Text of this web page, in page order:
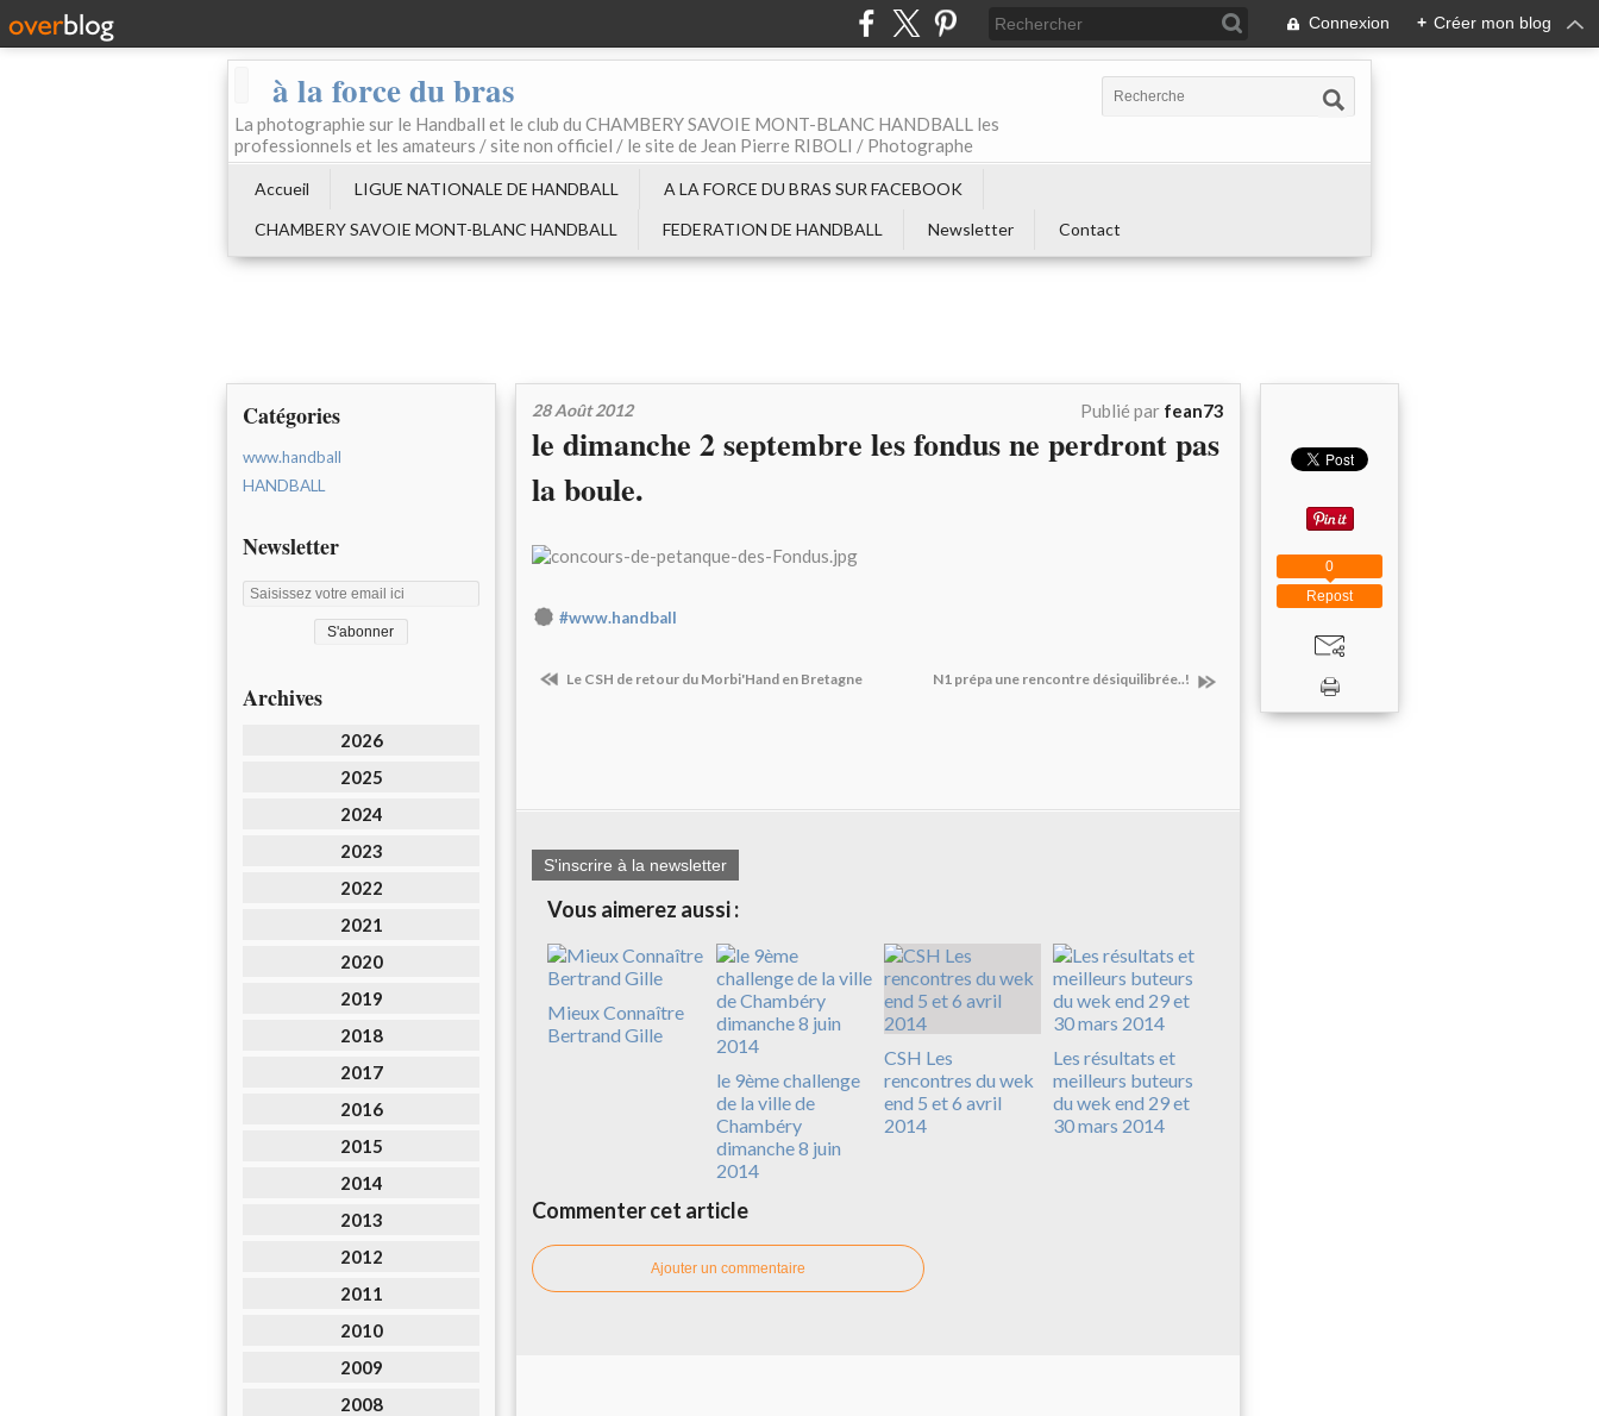
Connexion + Créer mon blog
à la force du bras
La photographie sur le Handball et le club du CHAMBERY SAVOIE MONT-BLANC HANDBALL les
professionnels et les amateurs / site non officiel / le site de Jean Pierre RIBOLI / Photographe
Accueil LIGUE NATIONALE DE HANDBALL
A LA FORCE DU BRAS SUR FACEBOOK
CHAMBERY SAVOIE MONT-BLANC HANDBALL
FEDERATION DE HANDBALL Newsletter Contact
Catégories
www.handball
HANDBALL
Newsletter
Archives
2026
2025
2024
2023
2022
2021
2020
2019
2018
2017
2016
2015
2014
2013
2012
2011
2010
2009
2008
28 Août 2012 Publié par fean73
le dimanche 2 septembre les fondus ne perdront pas
la boule.
#www.handball
Le CSH de retour du Morbi'Hand en Bretagne N1 prépa une rencontre désiquilibrée..!
S'inscrire à la newsletter
Vous aimerez aussi :
Mieux Connaître
Bertrand Gille
le 9ème challenge
de la ville de
Chambéry
dimanche 8 juin
2014
CSH Les
rencontres du wek
end 5 et 6 avril
2014
Les résultats et
meilleurs buteurs
du wek end 29 et
30 mars 2014
Commenter cet article
Ajouter un commentaire
Repost
0